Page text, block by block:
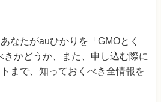
なたがauひかりを「GMOとく
きかどうか、また、申し込む際に
まで、知っておくべき全情報を